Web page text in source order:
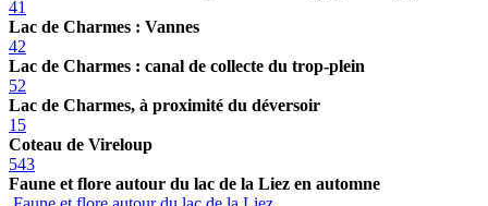
41
Lac de Charmes : Vannes
42
Lac de Charmes : canal de collecte du trop-plein
52
Lac de Charmes, à proximité du déversoir
15
Coteau de Vireloup
543
Faune et flore autour du lac de la Liez en automne